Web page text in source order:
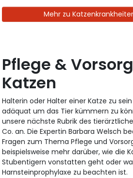
Mehr zu
Pflege &
Katzen
Halterin oder Halter einer Katze zu
adäquat um das Tier kümmern zu
unsere nächste Rubrik des
Co. an. Die Expertin Barbara Welsch
Fragen zum Thema Pflege und
beispielsweise mehr darüber, wie die
Stubentigern vonstatten geht oder
Harnsteinprophylaxe zu beachten ist.